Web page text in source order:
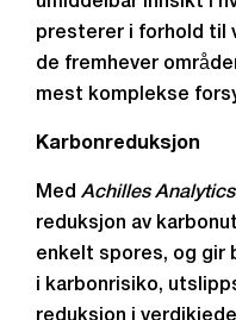
presterer i forhold til
de fremhever
mest komplekse
Karbonreduksjon
Med Achilles Analytics
reduksjon av
enkelt spores, og gir
i karbonrisiko,
reduksjon i